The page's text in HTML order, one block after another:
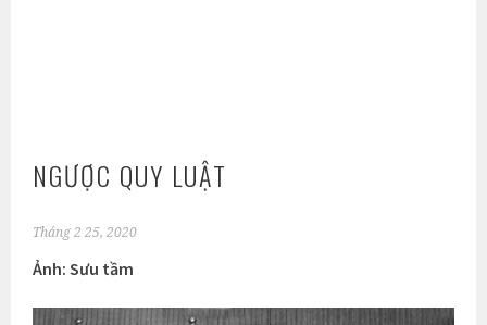
NGƯỢC QUY LUẬT
Tháng 2 25, 2020
Ảnh: Sưu tầm